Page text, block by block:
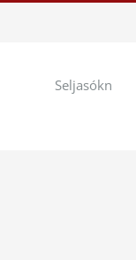
Seljasókn